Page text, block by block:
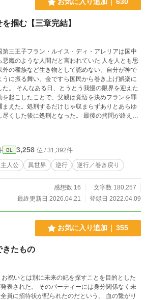
お気に入り追加 630
掴む【三章完結】
第三王子フラン・ルイス・ディ・アレリアは国中
のような人間だと言われていた 人を人とも思
外の種族など生き物として認めない。自分が神で
うに振る舞い、金ですら国民から巻き上げ娯楽に
の限界を迎えた
を起こしたことで、父親は覚悟を決めフランを罪
まえた。処刑するだけじゃ収まらずありとあらゆ
た後に処刑となった。 最後の拷問が終えた
始まって7年の月日が経っていた。その姿は誰もが
むほどに悲惨ですぐに処刑は実行された。これで
なると、、、。 しかし、民が許しても神は許さ
にかけているフランにさらなる罰を与えた、、、
と４章は繋がってい
ような感じです》 今は４章制作中ー 現在
で、その場合はコメントで教えてくださると助か
BL 3,258 位 / 31,392件
人公 異世界 逆行 逆行／巻き戻り
感想数 16
文字数 180,257
最終更新日 2026.04.21
登録日 2022.04.09
お気に入り追加 355
きたもの
祝いとは別に未来の妃を探すことを目的とした
表された。 そのパーティーには身分関係なく未
員に招待状が配られたのだという。 血の繋がり